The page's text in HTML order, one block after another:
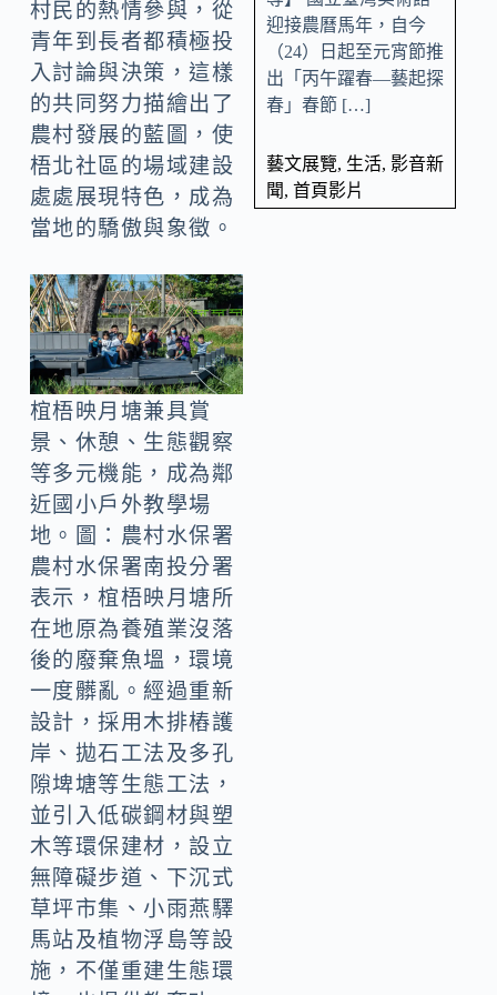
村民的熱情參與，從
青年到長者都積極投
入討論與決策，這樣
的共同努力描繪出了
農村發展的藍圖，使
梧北社區的場域建設
處處展現特色，成為
當地的驕傲與象徵。
椬梧映月塘兼具賞
景、休憩、生態觀察
等多元機能，成為鄰
近國小戶外教學場
地。圖：農村水保署
農村水保署南投分署
表示，椬梧映月塘所
在地原為養殖業沒落
後的廢棄魚塭，環境
一度髒亂。經過重新
設計，採用木排樁護
岸、拋石工法及多孔
隙埤塘等生態工法，
並引入低碳鋼材與塑
木等環保建材，設立
無障礙步道、下沉式
草坪市集、小雨燕驛
馬站及植物浮島等設
施，不僅重建生態環
迎接農曆馬年，自今
（24）日起至元宵節推
出「丙午躍春—藝起探
春」春節 […]
藝文展覽, 生活, 影音新
聞, 首頁影片